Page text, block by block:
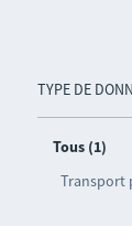
TYPE DE
Tous (1)
Transport